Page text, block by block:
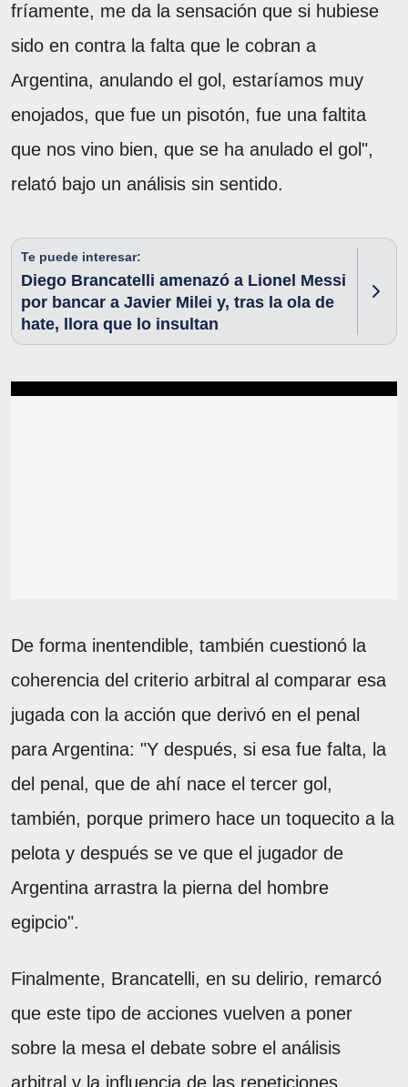
fríamente, me da la sensación que si hubiese
sido en contra la falta que le cobran a
Argentina, anulando el gol, estaríamos muy
enojados, que fue un pisotón, fue una faltita
que nos vino bien, que se ha anulado el gol",
relató bajo un análisis sin sentido.
Te puede interesar:
Diego Brancatelli amenazó a Lionel Messi
por bancar a Javier Milei y, tras la ola de
hate, llora que lo insultan
De forma inentendible, también cuestionó la
coherencia del criterio arbitral al comparar esa
jugada con la acción que derivó en el penal
para Argentina: "Y después, si esa fue falta, la
del penal, que de ahí nace el tercer gol,
también, porque primero hace un toquecito a la
pelota y después se ve que el jugador de
Argentina arrastra la pierna del hombre
egipcio".
Finalmente, Brancatelli, en su delirio, remarcó
que este tipo de acciones vuelven a poner
sobre la mesa el debate sobre el análisis
arbitral y la influencia de las repeticiones